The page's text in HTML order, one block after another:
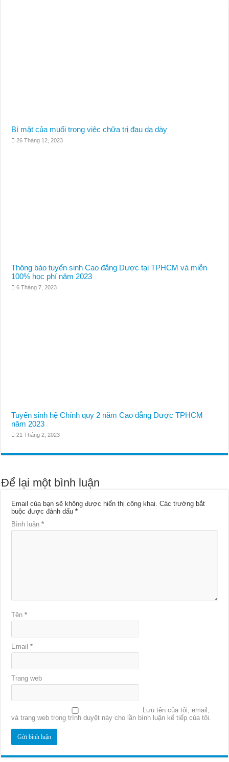
Bí mật của muối trong việc chữa trị đau dạ dày
26 Tháng 12, 2023
Thông báo tuyển sinh Cao đẳng Dược tại TPHCM và miễn
100% học phí năm 2023
6 Tháng 7, 2023
Tuyển sinh hệ Chính quy 2 năm Cao đẳng Dược TPHCM
năm 2023
21 Tháng 2, 2023
Để lại một bình luận
Email của bạn sẽ không được hiển thị công khai. Các trường bắt
buộc được đánh dấu*
Bình luận*
Tên*
Email*
Trang web
Lưu tên của tôi, email,
và trang web trong trình duyệt này cho lần bình luận kế tiếp của tôi.